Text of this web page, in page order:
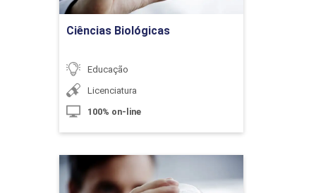
Leitura, Oralidade e Escrita
10h
Ciências Biológicas
Educação
Licenciatura
100% on-line
Ciências Biológicas